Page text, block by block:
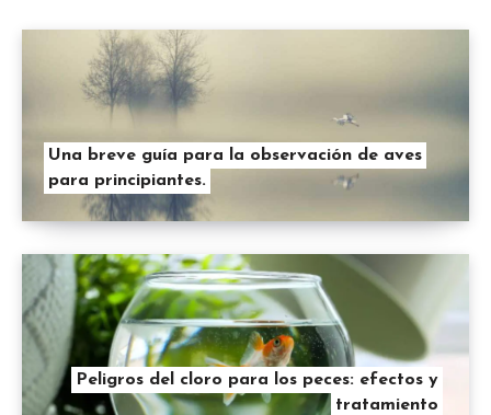
Una breve guía para la observación de aves
para principiantes.
Peligros del cloro para los peces: efectos y
tratamiento